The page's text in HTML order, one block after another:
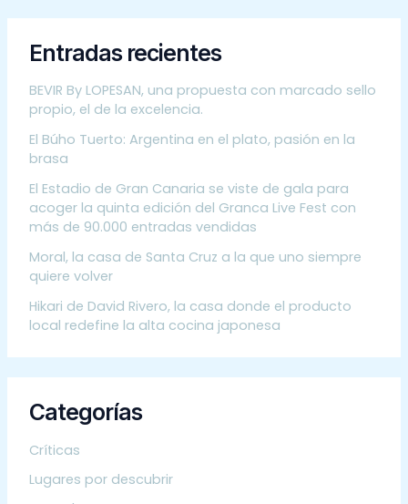
Entradas recientes
BEVIR By LOPESAN, una propuesta con marcado sello
propio, el de la excelencia.
El Búho Tuerto: Argentina en el plato, pasión en la
brasa
El Estadio de Gran Canaria se viste de gala para
acoger la quinta edición del Granca Live Fest con
más de 90.000 entradas vendidas
Moral, la casa de Santa Cruz a la que uno siempre
quiere volver
Hikari de David Rivero, la casa donde el producto
local redefine la alta cocina japonesa
Categorías
Críticas
Lugares por descubrir